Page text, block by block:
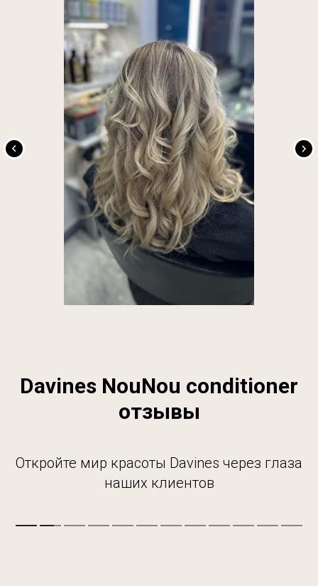
Davines NouNou conditioner
отзывы
Откройте мир красоты Davines через глаза
наших клиентов